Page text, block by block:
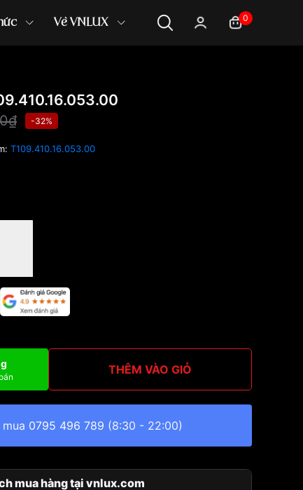
Về VNLUX 0
-32%
T109.410.16.053.00
THÊM VÀO GIỎ
0795 496 789 (8:30 - 22:00)
mua hàng tại vnlux.com